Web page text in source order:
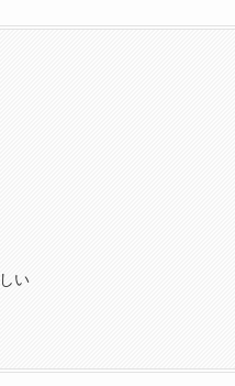
い